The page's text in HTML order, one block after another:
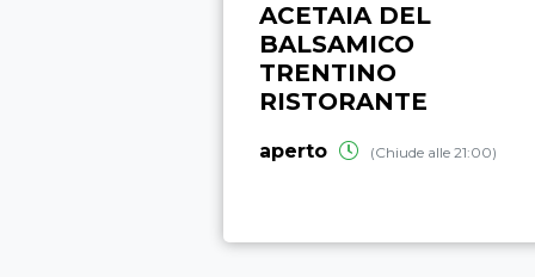
ACETAIA DEL
BALSAMICO
TRENTINO
RISTORANTE
aperto (Chiude alle 21:00)